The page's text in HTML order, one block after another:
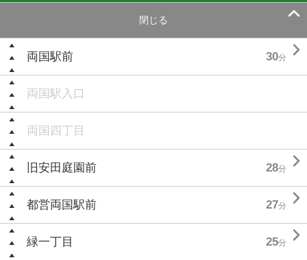
閉じる 
両国駅前 30分 
両国駅入口
両国四丁目
旧安田庭園前 28分 
都営両国駅前 27分 
緑一丁目 25分 